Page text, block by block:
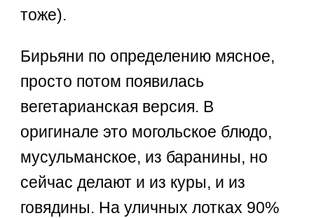
тоже).
Бирьяни по определению мясное,
просто потом появилась
вегетарианская версия. В
оригинале это могольское блюдо,
мусульманское, из баранины, но
сейчас делают и из куры, и из
говядины. На уличных лотках 90%